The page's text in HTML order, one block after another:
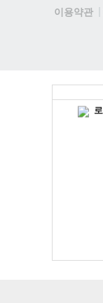
이용약관